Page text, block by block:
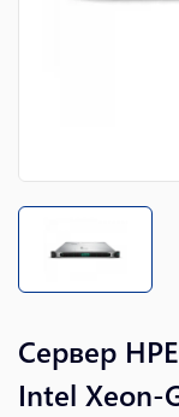
Сервер
Intel Xeon-